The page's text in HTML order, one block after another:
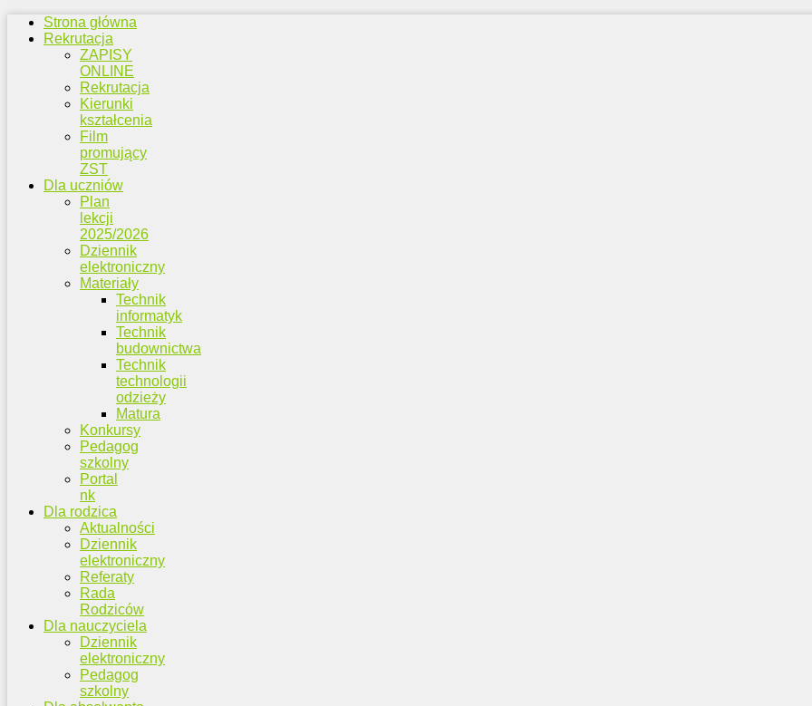
Strona główna
Rekrutacja
ZAPISY
ONLINE
Rekrutacja
Kierunki
kształcenia
Film
promujący
ZST
Dla uczniów
Plan
lekcji
2025/2026
Dziennik
elektroniczny
Materiały
Technik
informatyk
Technik
budownictwa
Technik
technologii
odzieży
Matura
Konkursy
Pedagog
szkolny
Portal
nk
Dla rodzica
Aktualności
Dziennik
elektroniczny
Referaty
Rada
Rodziców
Dla nauczyciela
Dziennik
elektroniczny
Pedagog
szkolny